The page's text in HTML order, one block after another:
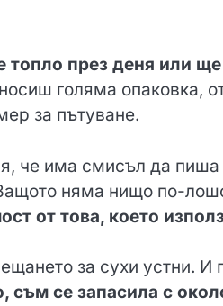
топло през деня или
голяма опаковка,
за пътуване.
че има смисъл да пиша
няма нищо по-
от това, което
за сухи устни. И
съм се запасила с